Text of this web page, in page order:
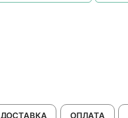
ДОСТАВКА ОПЛАТА